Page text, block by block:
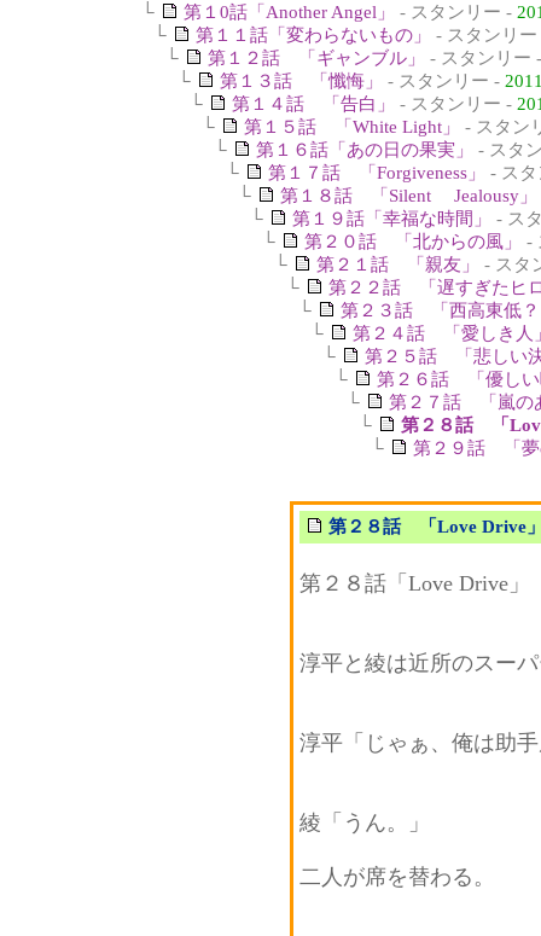
└
第１0話「Another Angel」 - スタンリー -
└
第１１話「変わらないもの」
- スタンリ
└
第１２話 「ギャンブル」
- スタンリー
└
第１３話 「懺悔」 - スタンリー -
└
第１４話 「告白」 - スタンリー -
└
第１５話 「White Light」 - スタン
└
第１６話「あの日の果実」
- スタ
└
第１７話 「Forgiveness」
- ス
└
第１８話 「Silent Jealousy」
└
第１９話「幸福な時間」
- ス
└
第２０話 「北からの風」
-
└
第２１話 「親友」
- スタ
└
第２２話 「遅すぎたヒ
└
第２３話 「西高東低
└
第２４話 「愛しき人
└
第２５話 「悲しい
└
第２６話 「優しい
└
第２７話 「嵐の
└
第２８話 「
└
第２９話 「夢
第２８話 「Love Drive
第２８話「Love Drive」
淳平と綾は近所のスー
淳平「じゃぁ、俺は助
綾「うん。」
二人が席を替わる。